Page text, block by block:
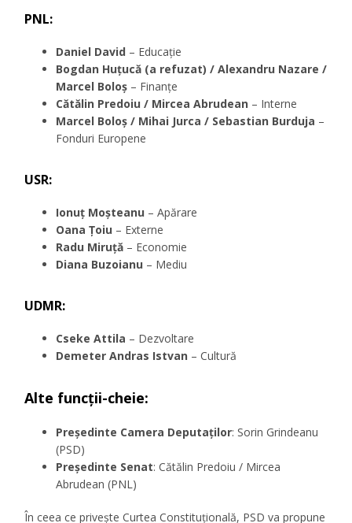
PNL:
Daniel David – Educație
Bogdan Huțucă (a refuzat) / Alexandru Nazare /
Marcel Boloș – Finanțe
Cătălin Predoiu / Mircea Abrudean – Interne
Marcel Boloș / Mihai Jurca / Sebastian Burduja –
Fonduri Europene
USR:
Ionuț Moșteanu – Apărare
Oana Țoiu – Externe
Radu Miruță – Economie
Diana Buzoianu – Mediu
UDMR:
Cseke Attila – Dezvoltare
Demeter Andras Istvan – Cultură
Alte funcții-cheie:
Președinte Camera Deputaților: Sorin Grindeanu
(PSD)
Președinte Senat: Cătălin Predoiu / Mircea
Abrudean (PNL)
În ceea ce privește Curtea Constituțională, PSD va propune